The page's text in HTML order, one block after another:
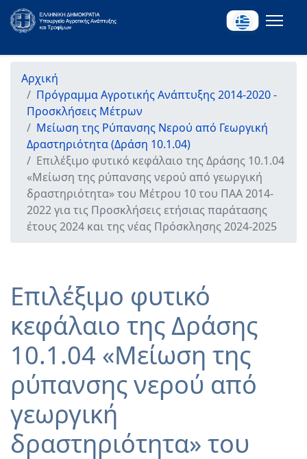
Αρχική
Πρόγραμμα Αγροτικής Ανάπτυξης 2014-2020 -
Προσκλήσεις Μέτρων
Μείωση της Ρύπανσης Νερού από Γεωργική
Δραστηριότητα (Δράση 10.1.04)
Επιλέξιμο φυτικό κεφάλαιο της Δράσης 10.1.04
«Μείωση της ρύπανσης νερού από γεωργική
δραστηριότητα» του Μέτρου 10 του ΠΑΑ 2014-
2022 για τις Προσκλήσεις ετήσιας παράτασης
έτους 2024 και της νέας Πρόσκλησης 2024-2025
Επιλέξιμο φυτικό
κεφάλαιο της Δράσης
10.1.04 «Μείωση της
ρύπανσης νερού από
γεωργική
δραστηριότητα» του